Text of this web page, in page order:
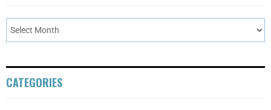
CATEGORIES